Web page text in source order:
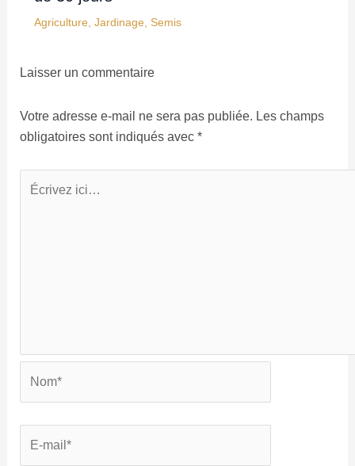
Agriculture Jardinage Semis
Laisser un commentaire
Votre adresse e-mail ne sera pas publiée. Les champs
obligatoires sont indiqués avec *